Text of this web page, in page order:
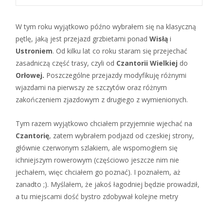
W tym roku wyjątkowo późno wybrałem się na klasyczną
pętlę, jaką jest przejazd grzbietami ponad Wisłą i
Ustroniem. Od kilku lat co roku staram się przejechać
zasadniczą część trasy, czyli od Czantorii Wielkiej do
Orłowej. Poszczególne przejazdy modyfikuję różnymi
wjazdami na pierwszy ze szczytów oraz różnym
zakończeniem zjazdowym z drugiego z wymienionych.
Tym razem wyjątkowo chciałem przyjemnie wjechać na
Czantorię, zatem wybrałem podjazd od czeskiej strony,
głównie czerwonym szlakiem, ale wspomogłem się
ichniejszym rowerowym (częściowo jeszcze nim nie
jechałem, więc chciałem go poznać). I poznałem, aż
zanadto ;). Myślałem, że jakoś łagodniej będzie prowadził,
a tu miejscami dość bystro zdobywał kolejne metry